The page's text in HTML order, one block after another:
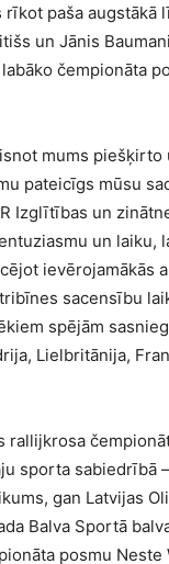
paša
un Jānis
čempionāta
mums
pateicīgs mūsu
Izglītības un
un
sacensību
spējām
Lielbritānija,
rallijkrosa
sporta sabiedrībā
gan Latvijas
Balva Sportā
posmu